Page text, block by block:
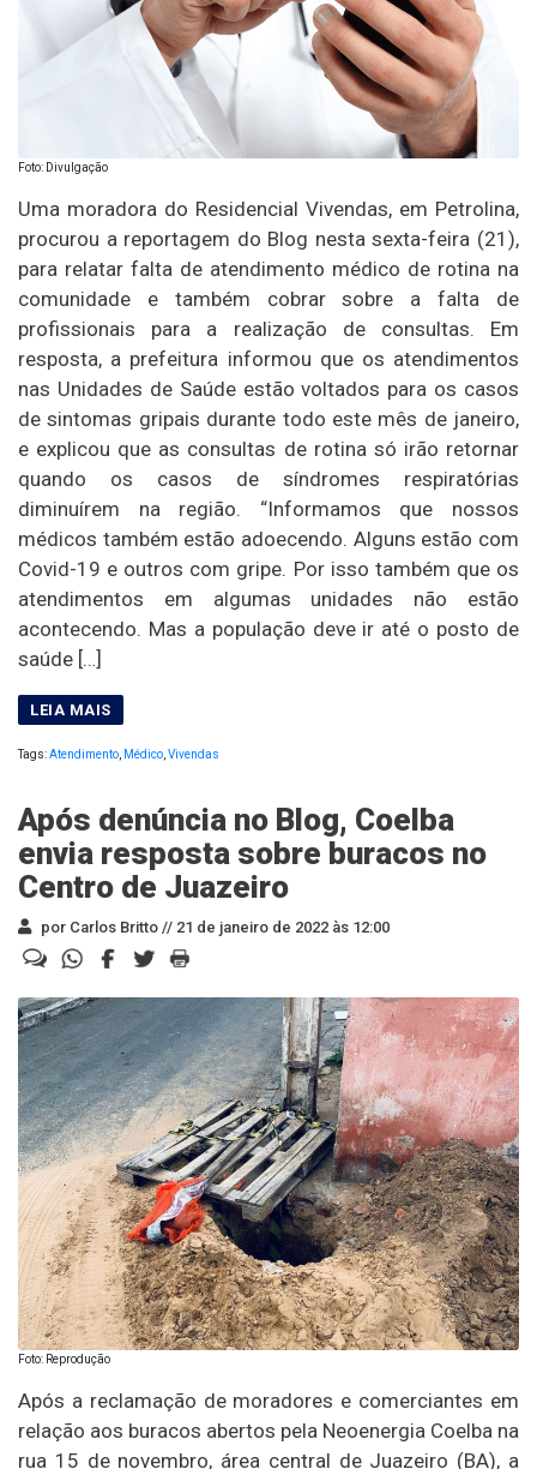
Foto: Divulgação
Uma moradora do Residencial Vivendas, em Petrolina,
procurou a reportagem do Blog nesta sexta-feira (21),
para relatar falta de atendimento médico de rotina na
comunidade e também cobrar sobre a falta de
profissionais para a realização de consultas. Em
resposta, a prefeitura informou que os atendimentos
nas Unidades de Saúde estão voltados para os casos
de sintomas gripais durante todo este mês de janeiro,
e explicou que as consultas de rotina só irão retornar
quando os casos de síndromes respiratórias
diminuírem na região. “Informamos que nossos
médicos também estão adoecendo. Alguns estão com
Covid-19 e outros com gripe. Por isso também que os
atendimentos em algumas unidades não estão
acontecendo. Mas a população deve ir até o posto de
saúde […]
Tags:Atendimento Médico Vivendas
Após denúncia no Blog, Coelba
envia resposta sobre buracos no
Centro de Juazeiro
por Carlos Britto // 21 de janeiro de 2022 às 12:00
Foto: Reprodução
Após a reclamação de moradores e comerciantes em
relação aos buracos abertos pela Neoenergia Coelba na
rua 15 de novembro, área central de Juazeiro (BA), a